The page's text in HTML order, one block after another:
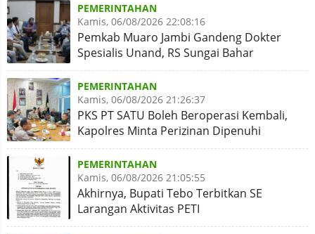
PEMERINTAHAN
Kamis, 06/08/2026 22:08:16
Pemkab Muaro Jambi Gandeng Dokter
Spesialis Unand, RS Sungai Bahar
Disiapkan Naik Kelas
PEMERINTAHAN
Kamis, 06/08/2026 21:26:37
PKS PT SATU Boleh Beroperasi Kembali,
Kapolres Minta Perizinan Dipenuhi
PEMERINTAHAN
Kamis, 06/08/2026 21:05:55
Akhirnya, Bupati Tebo Terbitkan SE
Larangan Aktivitas PETI